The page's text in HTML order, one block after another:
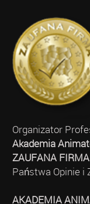
Organizator
Akademia
ZAUFANA
Państwa Opinie i
AKADEMIA